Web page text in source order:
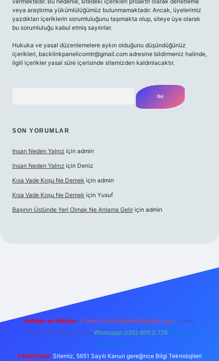
veya araştırma yükümlülüğümüz bulunmamaktadır. Ancak, üyelerimiz
yazdıkları içeriklerin sorumluluğunu taşımakta olup, siteye üye olarak
bu sorumluluğu kabul etmiş sayılırlar.
Hukuka ve yasal düzenlemelere aykırı olduğunu düşündüğünüz
içerikleri, backlinkpanelicomtr@gmail.com adresine bildirmeniz halinde,
ilgili içerikler yasal süre içerisinde sitemizden kaldırılacaktır.
SON YORUMLAR
Insan Neden Yalnız için admin
Insan Neden Yalnız için Deniz
Kısa Vade Koşu Ne Demek için admin
Kısa Vade Koşu Ne Demek için Yusuf
Başının Üstünde Yeri Olmak Ne Anlama Gelir için admin
Reklam ve İletişim: E-mail: backlinkpaneli@gmail.com Teams:
forumhizmeti@gmail.com Whatsapp: 0262 606 0 726 Telegram:
@karabul
Yasal Uyarı: Sitemiz, 5651 Sayılı Kanun gereğince Bilgi Teknolojileri